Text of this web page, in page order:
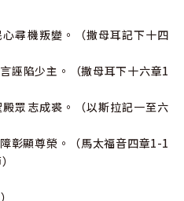
尋機叛變。（撒母耳記下十四
誣陷少主。（撒母耳下十六章1
眾志成裘。（以斯拉記一至六
彰顯尊榮。（馬太福音四章1-1